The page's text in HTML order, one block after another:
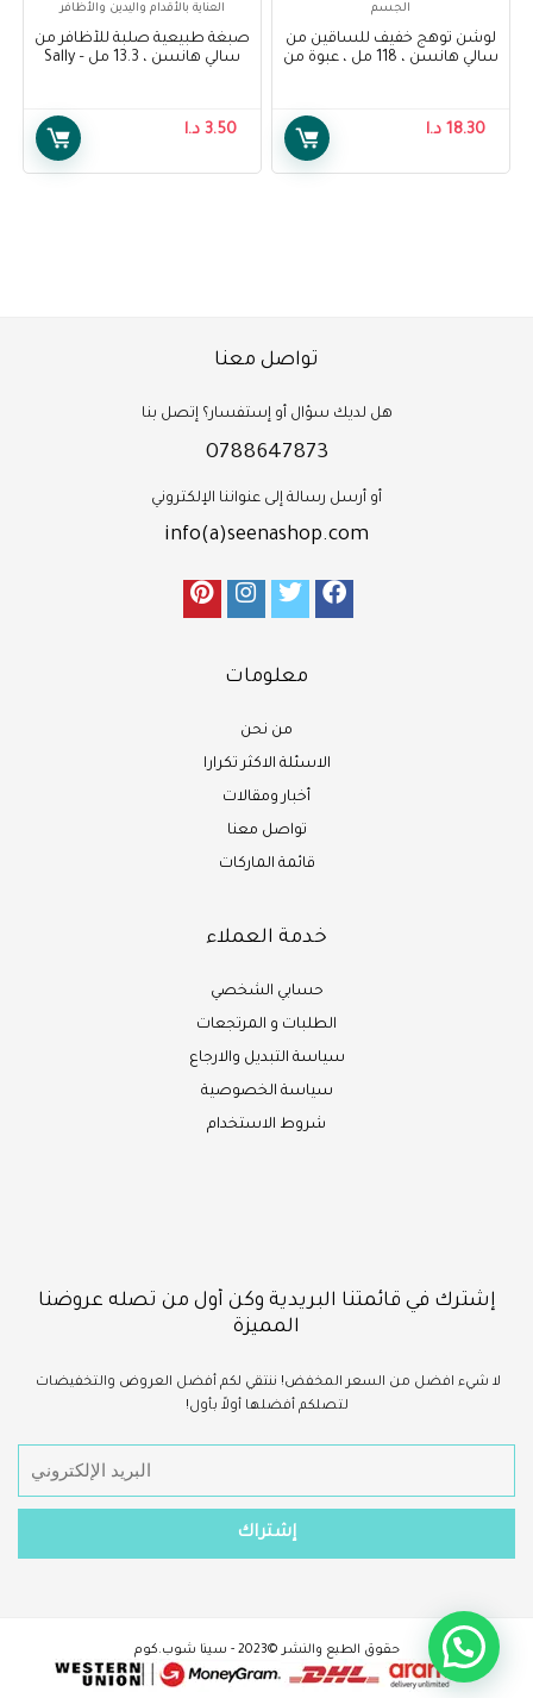
الجسم
لوشن توهج خفيف للساقين من
سالي هانسن ، 118 مل ، عبوة من
18.30 د.ا
العناية بالأقدام واليدين والأظافر
صبغة طبيعية صلبة للأظافر من
سالي هانسن ، 13.3 مل – Sally
3.50 د.ا
تواصل معنا
هل لديك سؤال أو إستفسار؟ إتصل بنا
0788647873
أو أرسل رسالة إلى عنواننا الإلكتروني
info(a)seenashop.com
معلومات
من نحن
الاسئلة الاكثر تكرارا
أخبار ومقالات
تواصل معنا
قائمة الماركات
خدمة العملاء
حسابي الشخصي
الطلبات و المرتجعات
سياسة التبديل والارجاع
سياسة الخصوصية
شروط الاستخدام
إشترك في قائمتنا البريدية وكن أول من تصله عروضنا
المميزة
لا شيء افضل من السعر المخفض! ننتقي لكم أفضل العروض والتخفيضات
لتصلكم أفضلها أولاً بأول!
حقوق الطبع والنشر ©2023 - سينا شوب.كوم